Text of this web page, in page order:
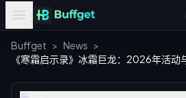
Buffget > News >
《寒霜启示录》冰霜巨龙：2026年活动